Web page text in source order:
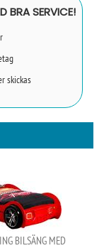
BRA SERVICE!
skickas
BILSÄNG MED